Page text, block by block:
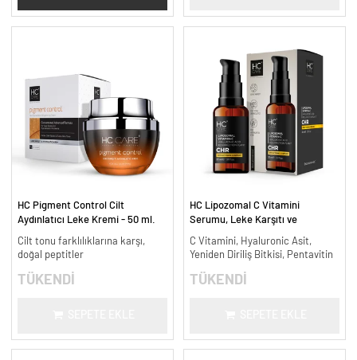
HC Pigment Control Cilt
Aydınlatıcı Leke Kremi - 50 ml.
Cilt tonu farklılıklarına karşı,
doğal peptitler
TÜKENDİ
HC Lipozomal C Vitamini
Serumu, Leke Karşıtı ve
C Vitamini, Hyaluronic Asit,
Yeniden Diriliş Bitkisi, Pentavitin
TÜKENDİ